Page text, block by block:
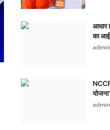
आधार
का
admin
admin